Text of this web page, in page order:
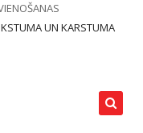
UN KARSTUMA